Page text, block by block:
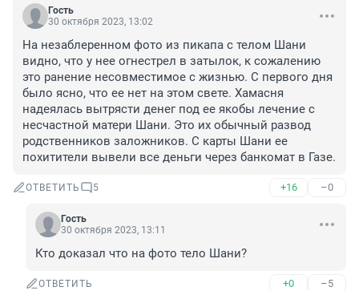
Гость
30 октября 2023, 13:02
На незаблеренном фото из пикапа с телом Шани
видно, что у нее огнестрел в затылок, к сожалению
это ранение несовместимое с жизнью. С первого дня
было ясно, что ее нет на этом свете. Хамасня
надеялась вытрясти денег под ее якобы лечение с
несчастной матери Шани. Это их обычный развод
родственников заложников. С карты Шани ее
похитители вывели все деньги через банкомат в Газе.
ОТВЕТИТЬ 5 +16 –0
Гость
30 октября 2023, 13:11
Кто доказал что на фото тело Шани?
ОТВЕТИТЬ +0 –5